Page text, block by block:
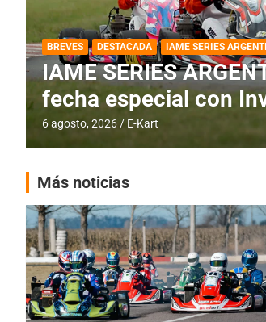
DESTACADA IAME SERIES ARGENTINA
IAME SERIES
fecha con Invitados
4 agosto, 2026 E-Kart
Más noticias